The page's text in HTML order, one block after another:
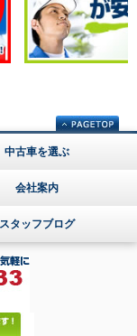
中古車を選ぶ
会社案内
スタッフブログ